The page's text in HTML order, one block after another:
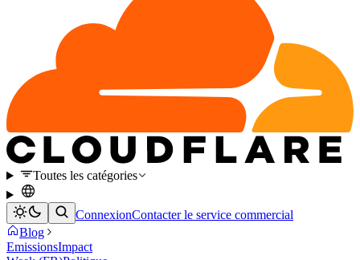
Toutes les catégories
ConnexionContacter le service commercial
Blog
EmissionsImpact